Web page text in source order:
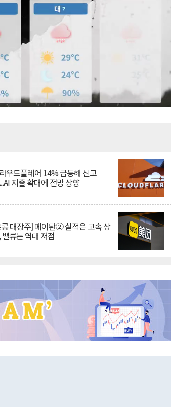
우드플레어 14% 급등해 신고
지출 확대에 전망 상향
대장주] 메이퇀② 실적은 고속 상
밸류는 역대 저점